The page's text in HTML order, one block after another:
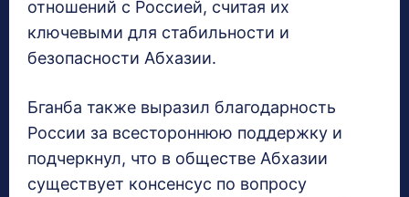
отношений с Россией, считая их
ключевыми для стабильности и
безопасности Абхазии.
Бганба также выразил благодарность
России за всестороннюю поддержку и
подчеркнул, что в обществе Абхазии
существует консенсус по вопросу